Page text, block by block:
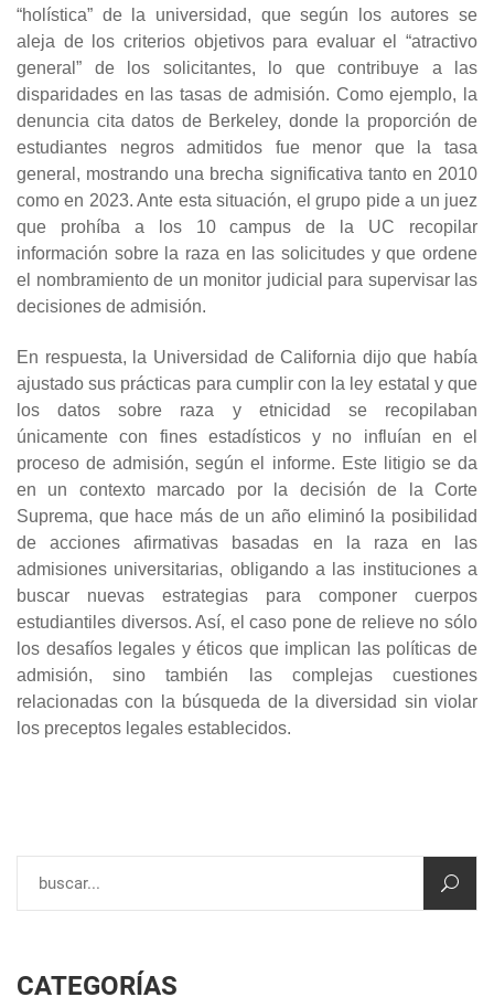
“holística” de la universidad, que según los autores se
aleja de los criterios objetivos para evaluar el “atractivo
general” de los solicitantes, lo que contribuye a las
disparidades en las tasas de admisión. Como ejemplo, la
denuncia cita datos de Berkeley, donde la proporción de
estudiantes negros admitidos fue menor que la tasa
general, mostrando una brecha significativa tanto en 2010
como en 2023. Ante esta situación, el grupo pide a un juez
que prohíba a los 10 campus de la UC recopilar
información sobre la raza en las solicitudes y que ordene
el nombramiento de un monitor judicial para supervisar las
decisiones de admisión.
En respuesta, la Universidad de California dijo que había
ajustado sus prácticas para cumplir con la ley estatal y que
los datos sobre raza y etnicidad se recopilaban
únicamente con fines estadísticos y no influían en el
proceso de admisión, según el informe. Este litigio se da
en un contexto marcado por la decisión de la Corte
Suprema, que hace más de un año eliminó la posibilidad
de acciones afirmativas basadas en la raza en las
admisiones universitarias, obligando a las instituciones a
buscar nuevas estrategias para componer cuerpos
estudiantiles diversos. Así, el caso pone de relieve no sólo
los desafíos legales y éticos que implican las políticas de
admisión, sino también las complejas cuestiones
relacionadas con la búsqueda de la diversidad sin violar
los preceptos legales establecidos.
CATEGORÍAS